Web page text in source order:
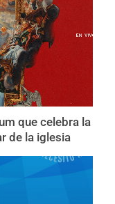
que celebra la
de la iglesia